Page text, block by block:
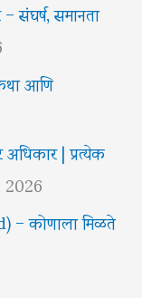
संघर्ष, समानता
आणि
| प्रत्येक
– कोणाला मिळते